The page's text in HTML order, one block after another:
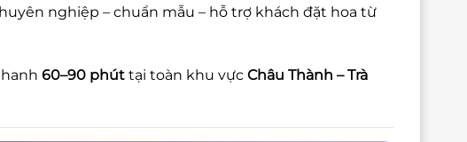
nghiệp – chuẩn mẫu – hỗ trợ khách đặt hoa từ
60–90 phút tại toàn khu vực Châu Thành – Trà